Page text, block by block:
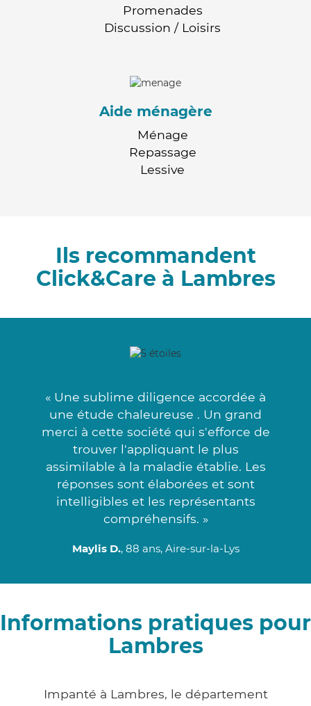
Promenades
Discussion / Loisirs
Aide ménagère
Ménage
Repassage
Lessive
Ils recommandent
Click&Care à Lambres
« Une sublime diligence accordée à
une étude chaleureuse . Un grand
merci à cette société qui s'efforce de
trouver l'appliquant le plus
assimilable à la maladie établie. Les
réponses sont élaborées et sont
intelligibles et les représentants
compréhensifs. »
Maylis D., 88 ans, Aire-sur-la-Lys
Informations pratiques pour
Lambres
Impanté à Lambres, le département